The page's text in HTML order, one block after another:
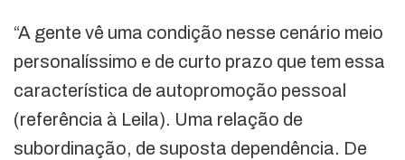
“A gente vê uma condição nesse cenário meio
personalíssimo e de curto prazo que tem essa
característica de autopromoção pessoal
(referência à Leila). Uma relação de
subordinação, de suposta dependência. De